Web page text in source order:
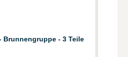
Brunnengruppe - 3 Teile